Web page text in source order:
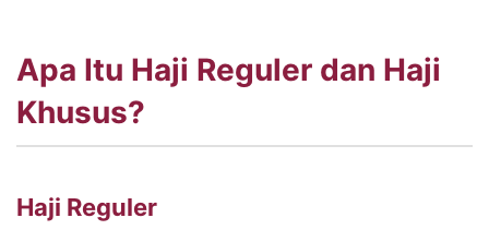
Apa Itu Haji Reguler dan Haji
Khusus?
Haji Reguler